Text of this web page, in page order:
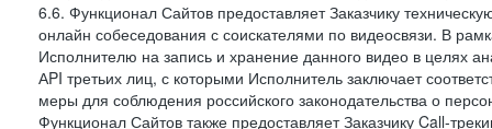
6.6. Функционал Сайтов предоставляет Заказчику
онлайн собеседования с соискателями по видеосвязи. В
Исполнителю на запись и хранение данного видео в целях
АPI третьих лиц, с которыми Исполнитель заключает
меры для соблюдения российского законодательства о
Функционал Сайтов также предоставляет Заказчику Call-